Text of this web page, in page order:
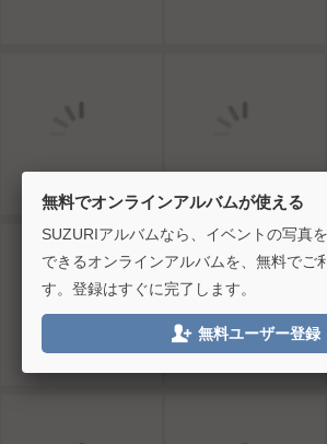
無料でオンラインアルバムが使える
SUZURIアルバムなら、イベントの写真
できるオンラインアルバムを、無料でご
す。登録はすぐに完了します。
 無料ユーザー登録